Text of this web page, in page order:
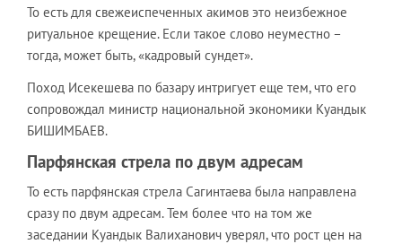
То есть для свежеиспеченных акимов это неизбежное
ритуальное крещение. Если такое слово неуместно –
тогда, может быть, «кадровый сундет».
Поход Исекешева по базару интригует еще тем, что его
сопровождал министр национальной экономики Куандык
БИШИМБАЕВ.
Парфянская стрела по двум адресам
То есть парфянская стрела Сагинтаева была направлена
сразу по двум адресам. Тем более что на том же
заседании Куандык Валиханович уверял, что рост цен на